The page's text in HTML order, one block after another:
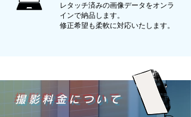
レタッチ済みの画像データをオンラ
インで納品します。
修正希望も柔軟に対応いたします。
撮影料金について